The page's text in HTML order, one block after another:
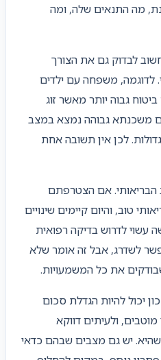
מה התנאים שלה, ומה
לבדוק גם את הצורך
לדוגמה, משפחה עם ילדים
גבוה יותר מאשר זוג
משכנתא גבוהה נמצא במצב
לכן אין תשובה אחת
הבריאותי. אם הצטרפתם
טוב, והיום קיימים שינויים
עשוי לדרוש בדיקה רפואית
לשדרג, אבל זה אומר שלא
את כל המשמעויות.
יכול להיות הגדלת סכום
ולעיתים דווקא
יש גם מצבים שבהם כדאי